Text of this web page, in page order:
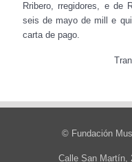
Rribero, rregidores, e de
seis de mayo de mill e
carta de pago.
© Fundación
Calle San Martín,